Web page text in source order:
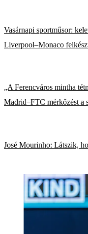
Vasárnapi sportműsor:
Liverpool–Monaco
„A Ferencváros mintha
Madrid–FTC mérkőzést a
José Mourinho: Látszik,